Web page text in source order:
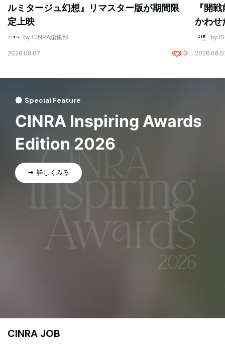
ルミタージュ幻想』リマスター版が期間限
定上映
by CINRA編集部
2026.08.07 0
『開
かわせ
by
Special Feature
CINRA Inspiring Awards
Edition 2026
詳しくみる
CINRA JOB